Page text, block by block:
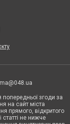
попередньої згоди за
на сайт міста
прямого, відкритого
не нижче